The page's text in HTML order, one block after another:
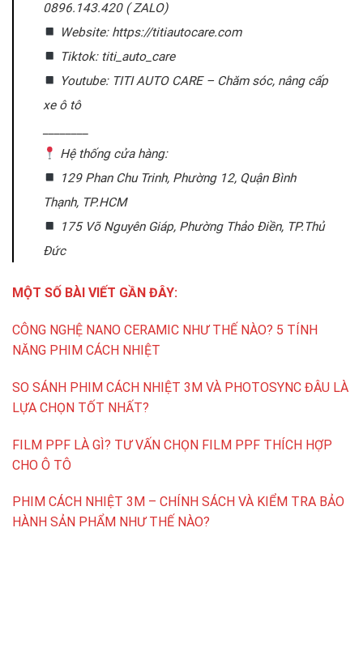
0896.143.420 ( ZALO)
Website: https://titiautocare.com
Tiktok: titi_auto_care
Youtube: TITI AUTO CARE – Chăm sóc, nâng cấp
xe ô tô
Hệ thống cửa hàng:
129 Phan Chu Trinh, Phường 12, Quận Bình
Thạnh, TP.HCM
175 Võ Nguyên Giáp, Phường Thảo Điền, TP.Thủ
Đức
MỘT SỐ BÀI VIẾT GẦN ĐÂY:
CÔNG NGHỆ NANO CERAMIC NHƯ THẾ NÀO? 5 TÍNH
NĂNG PHIM CÁCH NHIỆT
SO SÁNH PHIM CÁCH NHIỆT 3M VÀ PHOTOSYNC ĐÂU LÀ
LỰA CHỌN TỐT NHẤT?
FILM PPF LÀ GÌ? TƯ VẤN CHỌN FILM PPF THÍCH HỢP
CHO Ô TÔ
PHIM CÁCH NHIỆT 3M – CHÍNH SÁCH VÀ KIỂM TRA BẢO
HÀNH SẢN PHẨM NHƯ THẾ NÀO?